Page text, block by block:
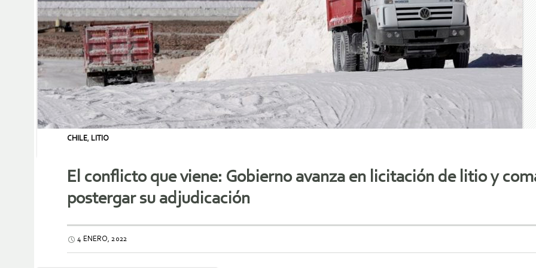
CHILE, LITIO
El conflicto que viene: Gobierno avanza en licitación de litio y
postergar su adjudicación
4 ENERO, 2022